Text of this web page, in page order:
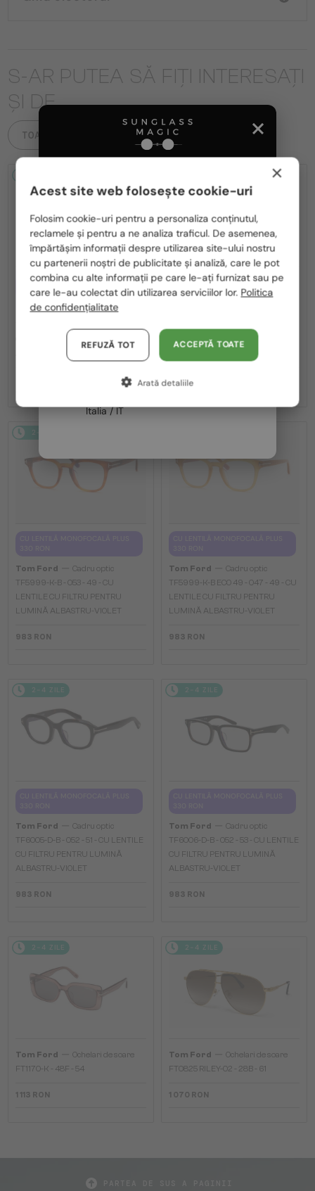
S-AR PUTEA SĂ FIȚI INTERESAȚI
ȘI DE
TOATE PRODUSELE
CU LENTILĂ MONOFOCALĂ PLUS
330 RON
Tom Ford—Cadru optic
CU FILTRU PENTRU LUMINĂ
ALBASTRU-VIOLET
CU LENTILĂ MONOFOCALĂ PLUS
330 RON
LENTILE CU FILTRU PENTRU
LUMINĂ ALBASTRU-VIOLET
983 RON
2-4 ZILE
Tom Ford
Cadru optic
TF5999-K-B - 053 - 49 - CU
LENTILE CU FILTRU PENTRU
LUMINĂ ALBASTRU-VIOLET
983 RON
Tom Ford
Cadru optic
TF5999-K-B ECO 49 - 047 - 49 - CU
LENTILE CU FILTRU PENTRU
LUMINĂ ALBASTRU-VIOLET
983 RON
2-4 ZILE
Tom Ford
Cadru optic
TF6005-D-B - 052 - 51 - CU LENTILE
CU FILTRU PENTRU LUMINĂ
ALBASTRU-VIOLET
983 RON
2-4 ZILE
Tom Ford
Cadru optic
TF6006-D-B - 052 - 53 - CU LENTILE
CU FILTRU PENTRU LUMINĂ
ALBASTRU-VIOLET
983 RON
2-4 ZILE
Tom Ford
Ochelari de soare
FT1170-K - 48F - 54
1 113 RON
2-4 ZILE
Tom Ford
Ochelari de soare
FT0825 RILEY-02 - 28B - 61
1 070 RON
România / RO
Polska / PL
Magyarország / HU
United Arab Emirates / EN
Austria / AT
Germania / DE
Franța / FR
Italia / IT
×
Acest site web folosește cookie-uri
Folosim cookie-uri pentru a personaliza conținutul,
reclamele și pentru a ne analiza traficul. De asemenea,
împărtășim informații despre utilizarea site-ului nostru
cu partenerii noștri de publicitate și analiză, care le pot
combina cu alte informații pe care le-ați furnizat sau pe
care le-au colectat din utilizarea serviciilor lor. Politica
de confidențialitate
ACCEPTĂ TOATE
REFUZĂ TOT
Arată detaliile